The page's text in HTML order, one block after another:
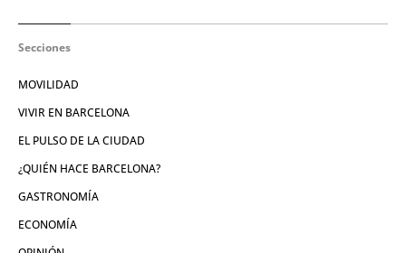
Secciones
MOVILIDAD
VIVIR EN BARCELONA
EL PULSO DE LA CIUDAD
¿QUIÉN HACE BARCELONA?
GASTRONOMÍA
ECONOMÍA